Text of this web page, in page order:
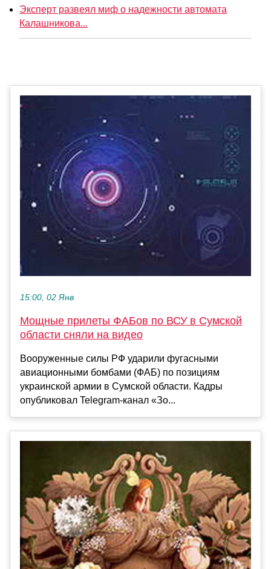
Эксперт развеял миф о надежности автомата
Калашникова...
15:00, 02 Янв
Мощные прилеты ФАБов по ВСУ в Сумской
области сняли на видео
Вооруженные силы РФ ударили фугасными
авиационными бомбами (ФАБ) по позициям
украинской армии в Сумской области. Кадры
опубликовал Telegram-канал «Зо...